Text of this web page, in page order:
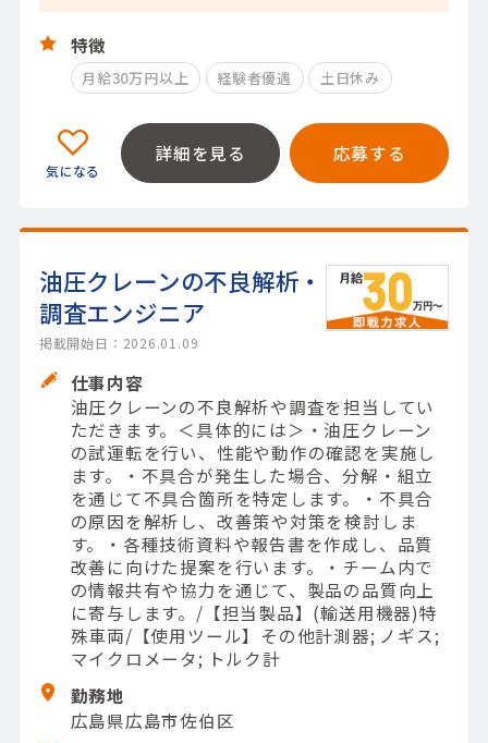
特徴
月給30万円以上 経験者優遇 土日休み
詳細を見る 応募する
油圧クレーンの不良解析・
調査エンジニア
掲載開始日：2026.01.09
仕事内容
油圧クレーンの不良解析や調査を担当してい
ただきます。＜具体的には＞・油圧クレーン
の試運転を行い、性能や動作の確認を実施し
ます。・不具合が発生した場合、分解・組立
を通じて不具合箇所を特定します。・不具合
の原因を解析し、改善策や対策を検討しま
す。・各種技術資料や報告書を作成し、品質
改善に向けた提案を行います。・チーム内で
の情報共有や協力を通じて、製品の品質向上
に寄与します。/【担当製品】(輸送用機器)特
殊車両/【使用ツール】その他計測器; ノギス;
マイクロメータ; トルク計
勤務地
広島県広島市佐伯区